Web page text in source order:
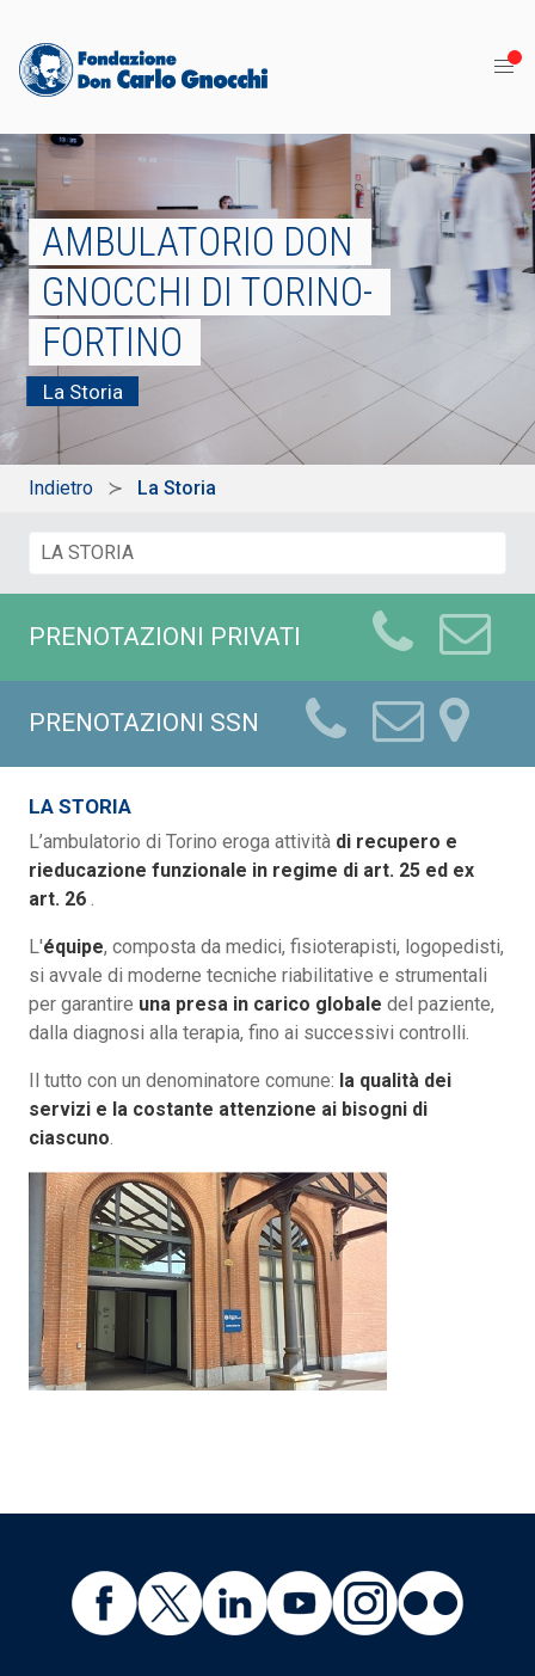
AMBULATORIO DON
GNOCCHI DI TORINO-
FORTINO
La Storia
Indietro La Storia
PRENOTAZIONI PRIVATI
PRENOTAZIONI SSN
LA STORIA
L’ambulatorio di Torino eroga attività di recupero e
rieducazione funzionale in regime di art. 25 ed ex
art. 26 .
L'équipe, composta da medici, fisioterapisti, logopedisti,
si avvale di moderne tecniche riabilitative e strumentali
per garantire una presa in carico globale del paziente,
dalla diagnosi alla terapia, fino ai successivi controlli.
Il tutto con un denominatore comune: la qualità dei
servizi e la costante attenzione ai bisogni di
ciascuno.